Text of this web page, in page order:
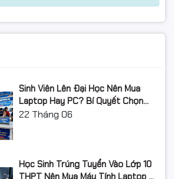
Sinh Viên Lên Đại Học Nên Mua
Laptop Hay PC? Bí Quyết Chọn
Máy Tính Đúng Nhu Cầu, Không
22 Tháng 06
Học Sinh Trúng Tuyển Vào Lớp 10
THPT Nên Mua Máy Tính Laptop Gì